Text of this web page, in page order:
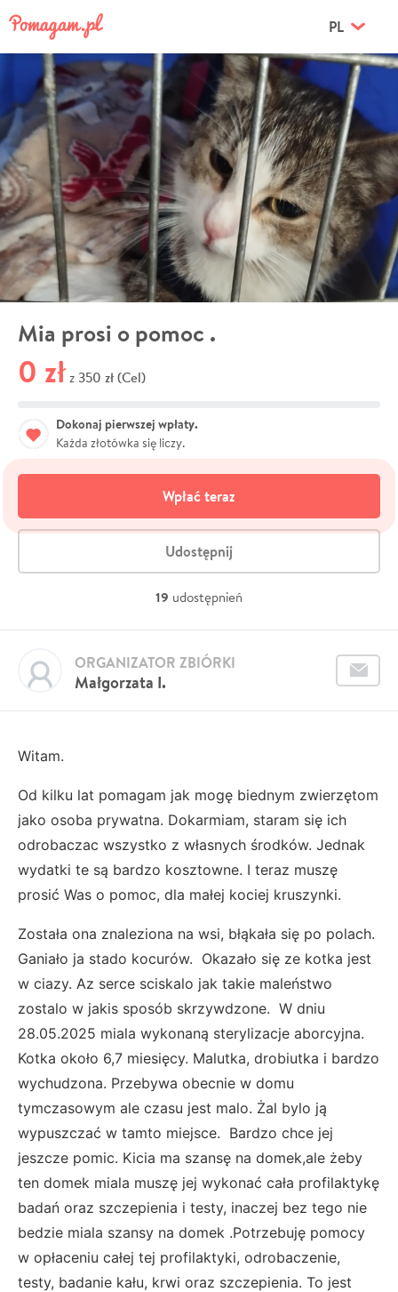
PL
Mia prosi o pomoc .
0 zł z 350 zł (Cel)
Dokonaj pierwszej wpłaty.
Każda złotówka się liczy.
Wpłać teraz
Udostępnij
19 udostępnień
Małgorzata I.
ORGANIZATOR ZBIÓRKI
Witam.
Od kilku lat pomagam jak mogę biednym zwierzętom
jako osoba prywatna. Dokarmiam, staram się ich
odrobaczac wszystko z własnych środków. Jednak
wydatki te są bardzo kosztowne. I teraz muszę
prosić Was o pomoc, dla małej kociej kruszynki.
Została ona znaleziona na wsi, błąkała się po polach.
Ganiało ja stado kocurów. Okazało się ze kotka jest
w ciazy. Az serce sciskalo jak takie maleństwo
zostalo w jakis sposób skrzywdzone. W dniu
28.05.2025 miala wykonaną sterylizacje aborcyjna.
Kotka około 6,7 miesięcy. Malutka, drobiutka i bardzo
wychudzona. Przebywa obecnie w domu
tymczasowym ale czasu jest malo. Żal bylo ją
wypuszczać w tamto miejsce. Bardzo chce jej
jeszcze pomic. Kicia ma szansę na domek,ale żeby
ten domek miala muszę jej wykonać cała profilaktykę
badań oraz szczepienia i testy, inaczej bez tego nie
bedzie miala szansy na domek .Potrzebuję pomocy
w opłaceniu całej tej profilaktyki, odrobaczenie,
testy, badanie kału, krwi oraz szczepienia. To jest